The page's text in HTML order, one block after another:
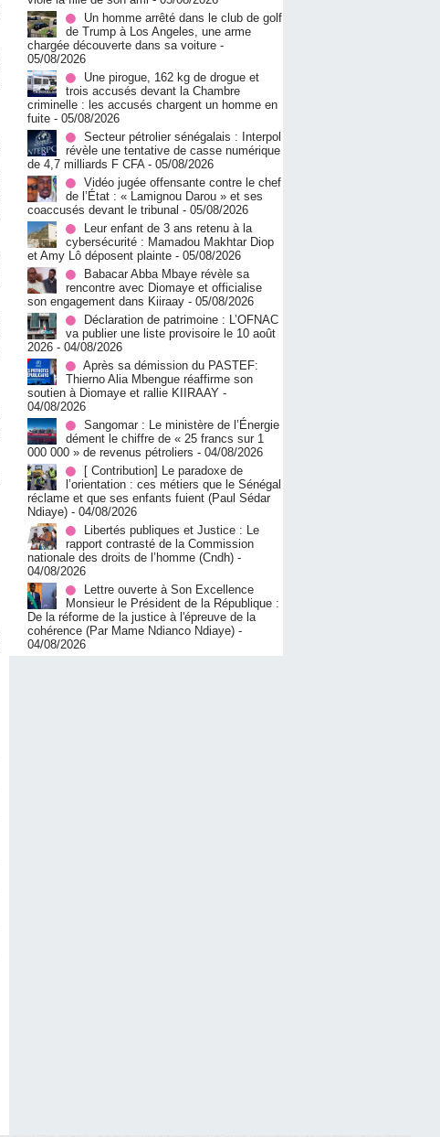
Un homme arrêté dans le club de golf
de Trump à Los Angeles, une arme
chargée découverte dans sa voiture -
05/08/2026
Une pirogue, 162 kg de drogue et
trois accusés devant la Chambre
criminelle : les accusés chargent un homme en
fuite - 05/08/2026
Secteur pétrolier sénégalais : Interpol
révèle une tentative de casse numérique
de 4,7 milliards F CFA - 05/08/2026
Vidéo jugée offensante contre le chef
de l’État : « Lamignou Darou » et ses
coaccusés devant le tribunal - 05/08/2026
Leur enfant de 3 ans retenu à la
cybersécurité : Mamadou Makhtar Diop
et Amy Lô déposent plainte - 05/08/2026
Babacar Abba Mbaye révèle sa
rencontre avec Diomaye et officialise
son engagement dans Kiiraay - 05/08/2026
Déclaration de patrimoine : L’OFNAC
va publier une liste provisoire le 10 août
2026 - 04/08/2026
Après sa démission du PASTEF:
Thierno Alia Mbengue réaffirme son
soutien à Diomaye et rallie KIIRAAY -
04/08/2026
Sangomar : Le ministère de l’Énergie
dément le chiffre de « 25 francs sur 1
000 000 » de revenus pétroliers - 04/08/2026
[ Contribution] Le paradoxe de
l’orientation : ces métiers que le Sénégal
réclame et que ses enfants fuient (Paul Sédar
Ndiaye) - 04/08/2026
Libertés publiques et Justice : Le
rapport contrasté de la Commission
nationale des droits de l’homme (Cndh) -
04/08/2026
Lettre ouverte à Son Excellence
Monsieur le Président de la République :
De la réforme de la justice à l'épreuve de la
cohérence (Par Mame Ndianco Ndiaye) -
04/08/2026